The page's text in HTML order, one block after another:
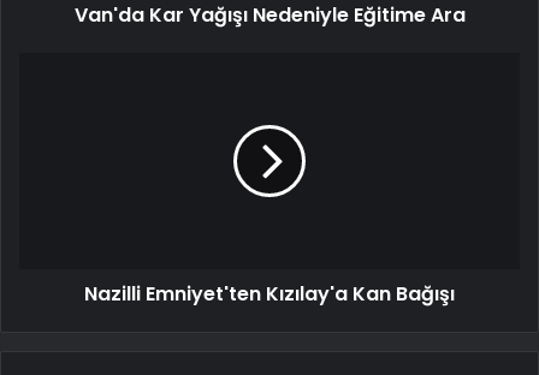
Van'da Kar Yağışı Nedeniyle Eğitime Ara
Nazilli Emniyet'ten Kızılay'a Kan Bağışı